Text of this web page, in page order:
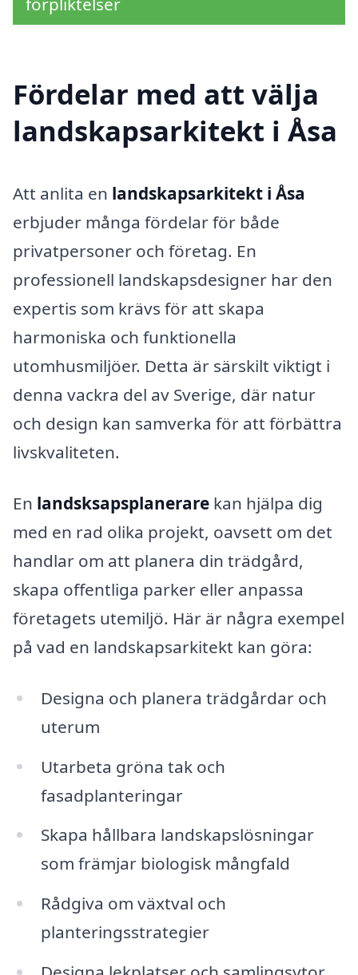
Fördelar med att välja
landskapsarkitekt i Åsa
Att anlita en landskapsarkitekt i Åsa
erbjuder många fördelar för både
privatpersoner och företag. En
professionell landskapsdesigner har den
expertis som krävs för att skapa
harmoniska och funktionella
utomhusmiljöer. Detta är särskilt viktigt i
denna vackra del av Sverige, där natur
och design kan samverka för att förbättra
livskvaliteten.
En landsksapsplanerare kan hjälpa dig
med en rad olika projekt, oavsett om det
handlar om att planera din trädgård,
skapa offentliga parker eller anpassa
företagets utemiljö. Här är några exempel
på vad en landskapsarkitekt kan göra:
Designa och planera trädgårdar och
uterum
Utarbeta gröna tak och
fasadplanteringar
Skapa hållbara landskapslösningar
som främjar biologisk mångfald
Rådgiva om växtval och
planteringsstrategier